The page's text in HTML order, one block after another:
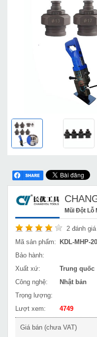
Mũi Đột Lỗ
2 đánh giá
Mã sản phẩm:
KDL-MHP-20
Bảo hành:
Xuất xứ:
Trung quốc
Công nghệ:
Nhật bản
Trọng lượng:
Lượt xem:
4749
Giá bán (chưa VAT)